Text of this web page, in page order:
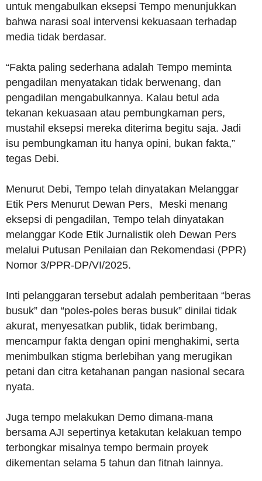
untuk mengabulkan eksepsi Tempo menunjukkan
bahwa narasi soal intervensi kekuasaan terhadap
media tidak berdasar.
“Fakta paling sederhana adalah Tempo meminta
pengadilan menyatakan tidak berwenang, dan
pengadilan mengabulkannya. Kalau betul ada
tekanan kekuasaan atau pembungkaman pers,
mustahil eksepsi mereka diterima begitu saja. Jadi
isu pembungkaman itu hanya opini, bukan fakta,”
tegas Debi.
Menurut Debi, Tempo telah dinyatakan Melanggar
Etik Pers Menurut Dewan Pers, Meski menang
eksepsi di pengadilan, Tempo telah dinyatakan
melanggar Kode Etik Jurnalistik oleh Dewan Pers
melalui Putusan Penilaian dan Rekomendasi (PPR)
Nomor 3/PPR-DP/VI/2025.
Inti pelanggaran tersebut adalah pemberitaan “beras
busuk” dan “poles-poles beras busuk” dinilai tidak
akurat, menyesatkan publik, tidak berimbang,
mencampur fakta dengan opini menghakimi, serta
menimbulkan stigma berlebihan yang merugikan
petani dan citra ketahanan pangan nasional secara
nyata.
Juga tempo melakukan Demo dimana-mana
bersama AJI sepertinya ketakutan kelakuan tempo
terbongkar misalnya tempo bermain proyek
dikementan selama 5 tahun dan fitnah lainnya.